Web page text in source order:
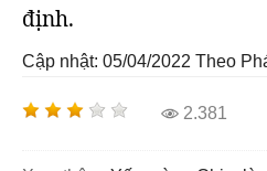
định.
Cập nhật: 05/04/2022 Theo
2.381